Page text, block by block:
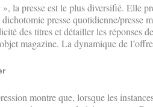
la presse est le plus diversifié. Elle
presse quotidienne/presse
des titres et détailler les réponses
magazine. La dynamique de
montre que, lorsque les